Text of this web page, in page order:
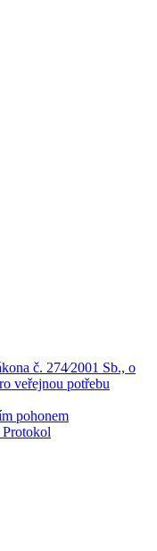
č. 274⁄2001 Sb., o
veřejnou potřebu
pohonem